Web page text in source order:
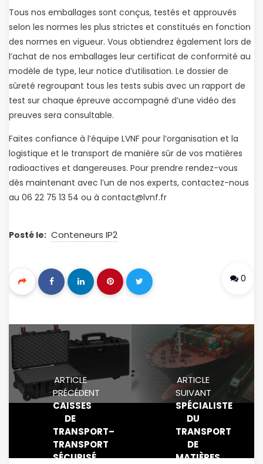
Tous nos emballages sont conçus, testés et approuvés
selon les normes les plus strictes et constitués en fonction
des normes en vigueur. Vous obtiendrez également lors de
l’achat de nos emballages leur certificat de conformité au
modèle de type, leur notice d’utilisation. Le dossier de
sûreté regroupant tous les tests subis avec un rapport de
test sur chaque épreuve accompagné d’une vidéo des
preuves sera consultable.
Faites confiance à l’équipe LVNF pour l’organisation et la
logistique et le transport de manière sûr de vos matières
radioactives et dangereuses. Pour prendre rendez-vous
dès maintenant avec l’un de nos experts, contactez-nous
au 06 22 75 13 54 ou à contact@lvnf.fr
Posté le: Conteneurs IP2
0
ARTICLE
PRÉCÉDENT
CAISSES
DE
TRANSPORT–
TRANSPORT
SÉCURISÉ
ARTICLE
SUIVANT
SPÉCIALISTE
DU
TRANSPORT
DE
MATIÈRES